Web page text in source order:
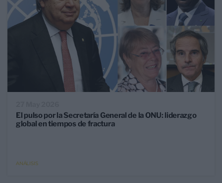
El pulso por la Secretaría General de la ONU: liderazgo
global en tiempos de fractura
ANÁLISIS